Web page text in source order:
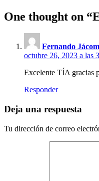
One thought on “
Fernando
octubre 26, 2023 a las
Excelente TÍA gracias
Responder
Deja una respuesta
Tu dirección de correo